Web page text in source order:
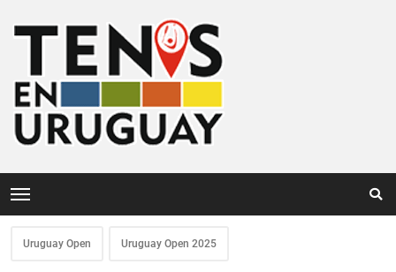
Uruguay Open Uruguay Open 2025